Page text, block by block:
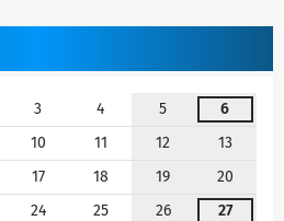
3 4 5
6
10 11 12
13
17 18 19
20
24 25 26
27